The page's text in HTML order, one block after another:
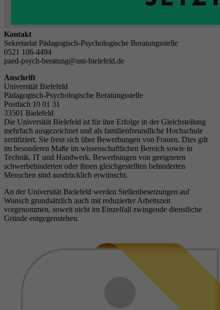
Kontakt
Sekretariat Pädagogisch-Psychologische Beratungsstelle
0521 106-4494
paed-psych-beratung@uni-bielefeld.de
Anschrift
Universität Bielefeld
Pädagogisch-Psychologische Beratungsstelle
Postfach 10 01 31
33501 Bielefeld
Die Universität Bielefeld ist für ihre Erfolge in der Gleichstellung
mehrfach ausgezeichnet und als familienfreundliche Hochschule
zertifiziert. Sie freut sich über Bewerbungen von Frauen. Dies gilt
im besonderen Maße im wissenschaftlichen Bereich sowie in
Technik, IT und Handwerk. Bewerbungen von geeigneten
schwerbehinderten oder ihnen gleichgestellten behinderten
Menschen sind ausdrücklich erwünscht.
An der Universität Bielefeld werden Stellenbesetzungen auf
Wunsch grundsätzlich auch mit reduzierter Arbeitszeit
vorgenommen, soweit nicht im Einzelfall zwingende dienstliche
Gründe entgegenstehen.